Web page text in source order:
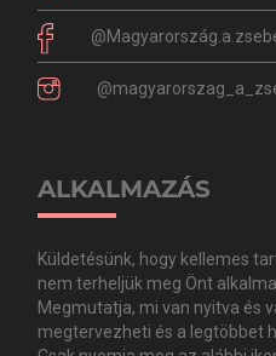
ALKALMAZÁS
Küldetésünk, hogy kellemes
nem terheljük meg Önt
Megmutatja, mi van nyitva és
megtervezheti és a legtöbbet